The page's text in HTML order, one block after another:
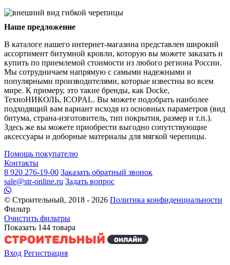
Наше предложение
В каталоге нашего интернет-магазина представлен широкий
ассортимент битумной кровли, которую вы можете заказать и
купить по приемлемой стоимости из любого региона России.
Мы сотрудничаем напрямую с самыми надежными и
популярными производителями, которые известны во всем
мире. К примеру, это такие бренды, как Docke,
ТехноНИКОЛЬ, ICOPAL. Вы можете подобрать наиболее
подходящий вам вариант исходя из основных параметров (вид
битума, страна-изготовитель, тип покрытия, размер и т.п.).
Здесь же вы можете приобрести выгодно сопутствующие
аксессуары и доборные материалы для мягкой черепицы.
Помощь покупателю
Контакты
8 920 276-19-00 Заказать обратный звонок
sale@str-online.ru Задать вопрос
© Строительный, 2018 - 2026 Политика конфиденциальности
Фильтр
Очистить фильтры
Показать 144 товара
Вход Регистрация